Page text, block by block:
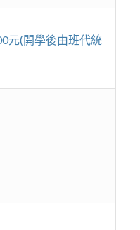
元(開學後由班代統